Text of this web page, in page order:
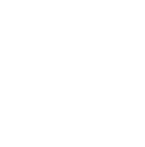
Food News
to Rebuild Your
mai avuto così tante
siamo mai stati così confusi.